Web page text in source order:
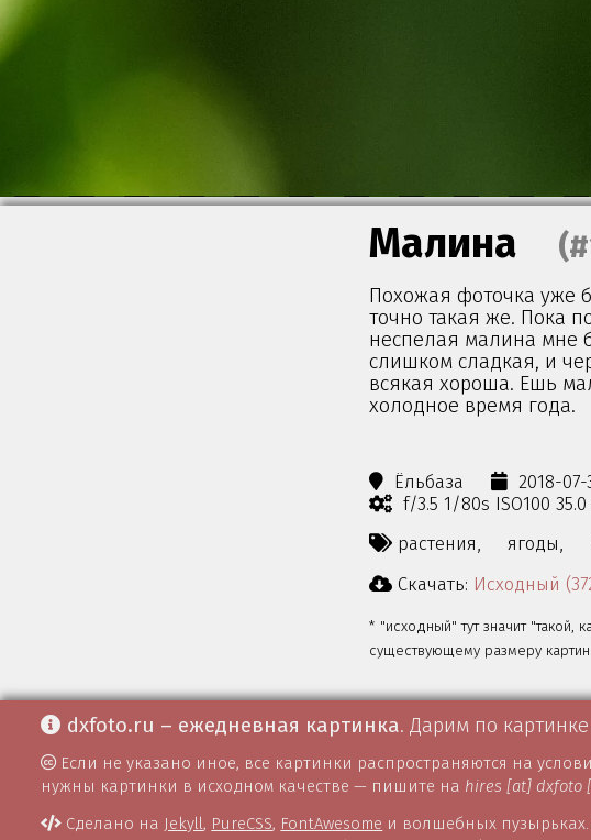
Малина
Похожая фоточка уже
точно такая же. Пока
неспелая малина мне
слишком сладкая, и
всякая хороша. Ешь
холодное время года.
Ёльбаза 2018-07-
f/3.5 1/80s ISO100
растения,
ягоды,
Скачать: Исходный
* "исходный" тут значит "такой,
существующему размеру
dxfoto.ru – ежедневная картинка. Дарим по
Если не указано иное, все картинки распространяются на
нужны картинки в исходном качестве — пишите на hires [at] dxfoto
Сделано на Jekyll, PureCSS, FontAwesome и волшебных